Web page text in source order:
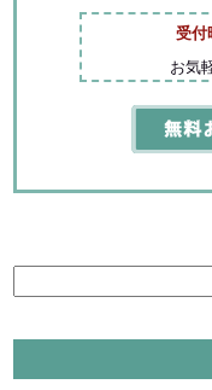
受付
お気